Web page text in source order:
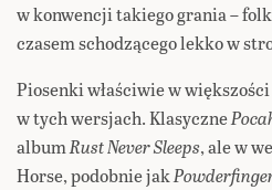
w konwencji takiego grania –
czasem schodzącego lekko w
Piosenki właściwie w
w tych wersjach. Klasyczne
albumRust Never Sleeps, ale w
Horse, podobnie jak